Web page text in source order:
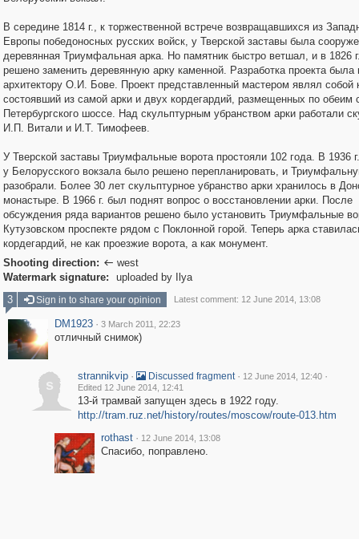
В середине 1814 г., к торжественной встрече возвращавшихся из
Европы победоносных русских войск, у Тверской заставы была
деревянная Триумфальная арка. Но памятник быстро ветшал, и в 1826
решено заменить деревянную арку каменной. Разработка проекта была
архитектору О.И. Бове. Проект представленный мастером являл собой
состоявший из самой арки и двух кордегардий, размещенных по обеим
Петербургского шоссе. Над скульптурным убранством арки работали
И.П. Витали и И.Т. Тимофеев.
У Тверской заставы Триумфальные ворота простояли 102 года. В 1936
у Белорусского вокзала было решено перепланировать, и
разобрали. Более 30 лет скульптурное убранство арки хранилось в
монастыре. В 1966 г. был поднят вопрос о восстановлении арки. После
обсуждения ряда вариантов решено было установить Триумфальные
Кутузовском проспекте рядом с Поклонной горой. Теперь арка
кордегардий, не как проезжие ворота, а как монумент.
Shooting direction:  west
Watermark signature:
uploaded by Ilya
3
Sign in to share your opinion Latest comment: 12 June 2014, 13:08
DM1923 · 3 March 2011, 22:23
отличный снимок)
s
strannikvip · Discussed fragment · 12 June 2014, 12:40 ·
Edited 12 June 2014, 12:41
13-й трамвай запущен здесь в 1922 году.
http://tram.ruz.net/history/routes/moscow/route-013.htm
rothast · 12 June 2014, 13:08
Спасибо, поправлено.